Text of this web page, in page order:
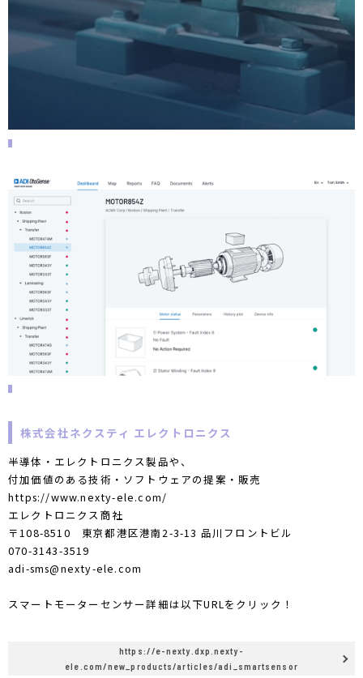
株式会社ネクスティ エレクトロニクス
半導体・エレクトロニクス製品や、
付加価値のある技術・ソフトウェアの提案・販売
https://www.nexty-ele.com/
エレクトロニクス商社
〒108-8510 東京都港区港南2-3-13 品川フロントビル
070-3143-3519
adi-sms@nexty-ele.com
スマートモーターセンサー詳細は以下URLをクリック！
https://e-nexty.dxp.nexty-
ele.com/new_products/articles/adi_smartsensor